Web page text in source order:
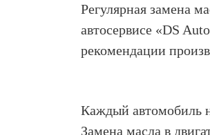
Регулярная замена
автосервисе «DS
рекомендации
Каждый автомобиль
Замена масла в